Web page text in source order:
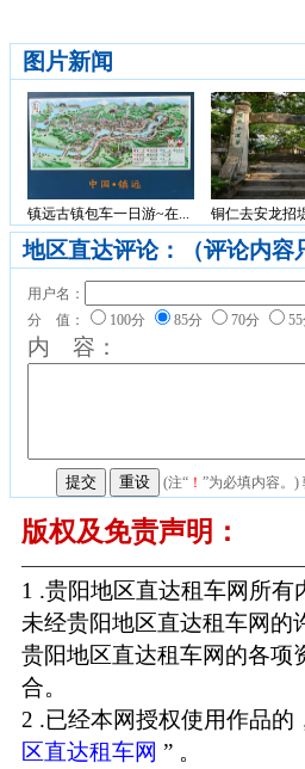
图片新闻
镇远古镇包车一日游~在... 铜仁去安龙招
地区直达评论：（评论内容
用户名：
分 值：
100分 85分 70分
内 容：
(注“ ！ ”为必填内容。)
版权及免责声明：
1 .贵阳地区直达租车网所
未经贵阳地区直达租车网的
贵阳地区直达租车网的各项
合。
2 .已经本网授权使用作品的
区直达租车网 ” 。